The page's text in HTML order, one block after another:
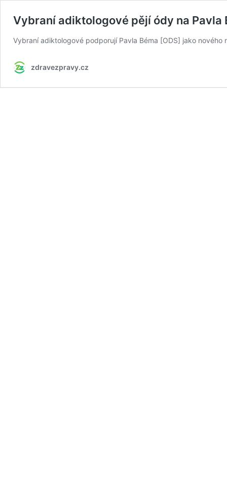
Vybraní adiktologové pějí ódy na Pavla
Vybraní adiktologové podporují Pavla Béma [ODS] jako
zdravezpravy.cz